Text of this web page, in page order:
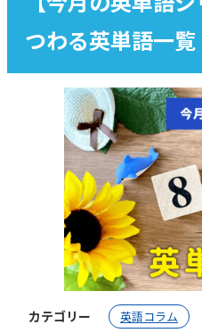
つわる英単語一覧
カテゴリー 英語コラム